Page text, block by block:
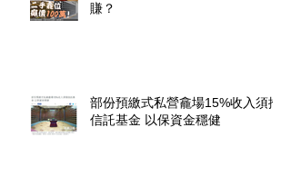
賺？
部份預繳式私營龕場15%收入須撥
信託基金 以保資金穩健